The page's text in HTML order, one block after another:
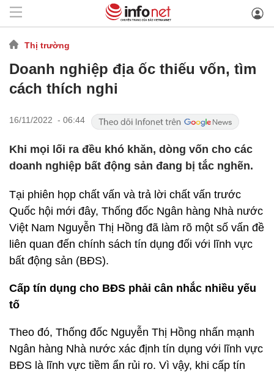
Thị trường
Doanh nghiệp địa ốc thiếu vốn, tìm
cách thích nghi
16/11/2022 - 06:44
Khi mọi lối ra đều khó khăn, dòng vốn cho các
doanh nghiệp bất động sản đang bị tắc nghẽn.
Tại phiên họp chất vấn và trả lời chất vấn trước
Quốc hội mới đây, Thống đốc Ngân hàng Nhà nước
Việt Nam Nguyễn Thị Hồng đã làm rõ một số vấn đề
liên quan đến chính sách tín dụng đối với lĩnh vực
bất động sản (BĐS).
Cấp tín dụng cho BĐS phải cân nhắc nhiều yếu
tố
Theo đó, Thống đốc Nguyễn Thị Hồng nhấn mạnh
Ngân hàng Nhà nước xác định tín dụng với lĩnh vực
BĐS là lĩnh vực tiềm ẩn rủi ro. Vì vậy, khi cấp tín